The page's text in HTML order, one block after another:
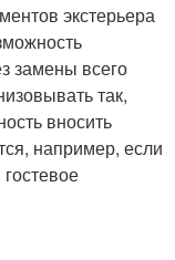
экстерьера
замены всего
так,
вносить
например, если